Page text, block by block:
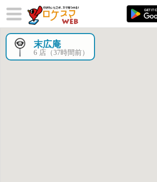
末広庵
6 店（37時間前）